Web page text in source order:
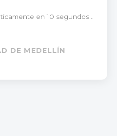
en 10 segundos...
DE MEDELLÍN